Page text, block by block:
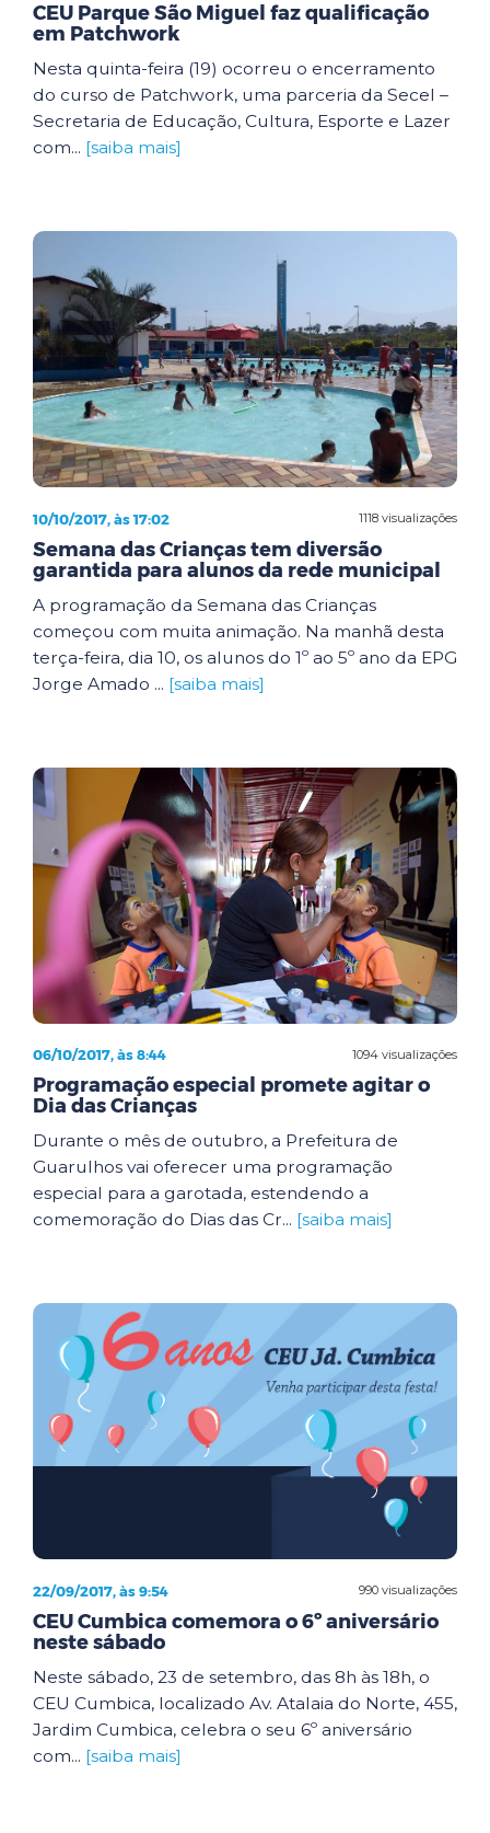
CEU Parque São Miguel faz qualificação
em Patchwork
Nesta quinta-feira (19) ocorreu o encerramento
do curso de Patchwork, uma parceria da Secel –
Secretaria de Educação, Cultura, Esporte e Lazer
com... [saiba mais]
1118 visualizações
10/10/2017, às 17:02
Semana das Crianças tem diversão
garantida para alunos da rede municipal
A programação da Semana das Crianças
começou com muita animação. Na manhã desta
terça-feira, dia 10, os alunos do 1º ao 5º ano da EPG
Jorge Amado ... [saiba mais]
1094 visualizações
06/10/2017, às 8:44
Programação especial promete agitar o
Dia das Crianças
Durante o mês de outubro, a Prefeitura de
Guarulhos vai oferecer uma programação
especial para a garotada, estendendo a
comemoração do Dias das Cr... [saiba mais]
990 visualizações
22/09/2017, às 9:54
CEU Cumbica comemora o 6º aniversário
neste sábado
Neste sábado, 23 de setembro, das 8h às 18h, o
CEU Cumbica, localizado Av. Atalaia do Norte, 455,
Jardim Cumbica, celebra o seu 6º aniversário
com... [saiba mais]